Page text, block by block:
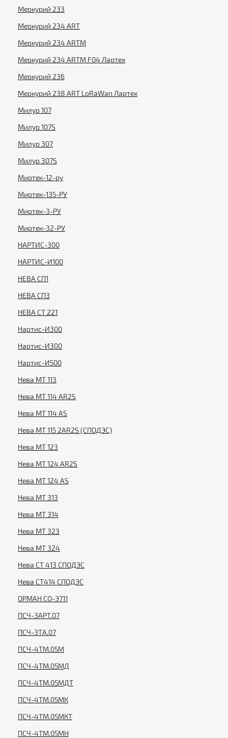
Меркурий 233
Меркурий 234 ART
Меркурий 234 ARTM
Меркурий 234 ARTM F04 Лартех
Меркурий 236
Меркурий 238 ART LoRaWan Лартех
Милур 107
Милур 107S
Милур 307
Милур 307S
Миртек-12-ру
Миртек-135-РУ
Миртек-3-РУ
Миртек-32-РУ
НАРТИС-300
НАРТИС-И100
НЕВА СП1
НЕВА СП3
НЕВА СТ 221
Нартис-И300
Нартис-И300
Нартис-И500
Нева МТ 113
Нева МТ 114 AR2S
Нева МТ 114 AS
Нева МТ 115 2AR2S (СПОДЭС)
Нева МТ 123
Нева МТ 124 AR2S
Нева МТ 124 AS
Нева МТ 313
Нева МТ 314
Нева МТ 323
Нева МТ 324
Нева СТ 413 СПОДЭС
Нева СТ414 СПОДЭС
ОРМАН СО-Э711
ПСЧ-3АРТ.07
ПСЧ-3ТА.07
ПСЧ-4ТМ.05М
ПСЧ-4ТМ.05МД
ПСЧ-4ТМ.05МДТ
ПСЧ-4ТМ.05МК
ПСЧ-4ТМ.05МКТ
ПСЧ-4ТМ.05МН